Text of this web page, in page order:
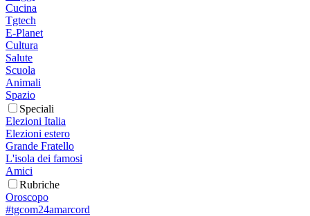
Cucina
Tgtech
E-Planet
Cultura
Salute
Scuola
Animali
Spazio
Speciali
Elezioni Italia
Elezioni estero
Grande Fratello
L'isola dei famosi
Amici
Rubriche
Oroscopo
#tgcom24amarcord